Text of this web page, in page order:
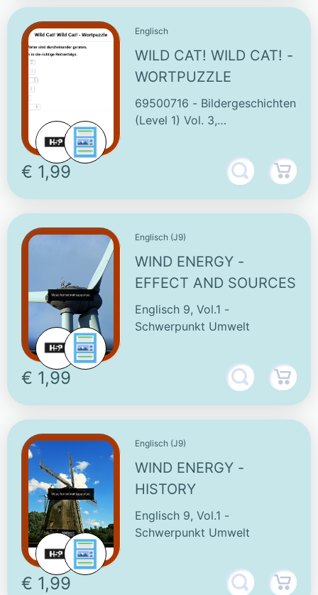
Englisch
WILD CAT! WILD CAT! -
WORTPUZZLE
69500716 - Bildergeschichten
(Level 1) Vol. 3,
€ 1,99
Englisch (J9)
WIND ENERGY -
EFFECT AND SOURCES
Englisch 9, Vol.1 -
Schwerpunkt Umwelt
€ 1,99
Englisch (J9)
WIND ENERGY -
HISTORY
Englisch 9, Vol.1 -
Schwerpunkt Umwelt
€ 1,99